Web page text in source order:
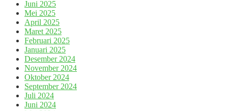
Juni 2025
Mei 2025
April 2025
Maret 2025
Februari 2025
Januari 2025
Desember 2024
November 2024
Oktober 2024
September 2024
Juli 2024
Juni 2024